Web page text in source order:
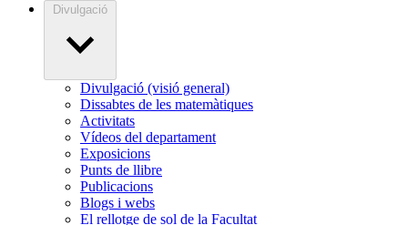
Divulgació
Divulgació (visió general)
Dissabtes de les matemàtiques
Activitats
Vídeos del departament
Exposicions
Punts de llibre
Publicacions
Blogs i webs
El rellotge de sol de la Facultat